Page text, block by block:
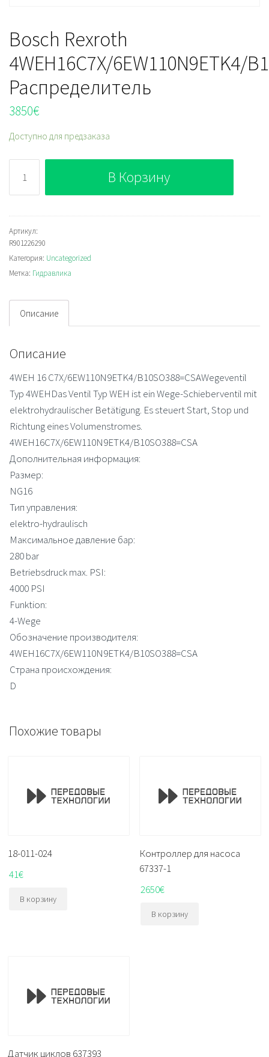
Bosch Rexroth
4WEH16C7X/6EW110N9ETK4/
Распределитель
3850€
Доступно для предзаказа
Bosch
Rexroth
4WEH16C7X/6EW110N9ETK4/B10SO388=CSA
Распределитель
В Корзину
Артикул:
R901226290
Категория: Uncategorized
Метка: Гидравлика
Описание
Описание
4WEH 16 C7X/6EW110N9ETK4/B10SO388=CSAWegeventil
Typ 4WEHDas Ventil Typ WEH ist ein Wege-Schieberventil mit
elektrohydraulischer Betätigung. Es steuert Start, Stop und
Richtung eines Volumenstromes.
4WEH16C7X/6EW110N9ETK4/B10SO388=CSA
Дополнительная информация:
Размер:
NG16
Тип управления:
elektro-hydraulisch
Максимальное давление бар:
280 bar
Betriebsdruck max. PSI:
4000 PSI
Funktion:
4-Wege
Обозначение производителя:
4WEH16C7X/6EW110N9ETK4/B10SO388=CSA
Страна происхождения:
D
Похожие товары
18-011-024
41€
В корзину
Контроллер для насоса
67337-1
2650€
В корзину
Датчик циклов 637393